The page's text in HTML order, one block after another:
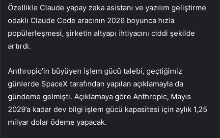
Özellikle Claude yapay zeka asistanı ve yazılım geliştirme
odaklı Claude Code aracının 2026 boyunca hızla
popülerleşmesi, şirketin altyapı ihtiyacını ciddi şekilde
artırdı.
Anthropic’in büyüyen işlem gücü talebi, geçtiğimiz
günlerde SpaceX tarafından yapılan açıklamayla da
gündeme gelmişti. Açıklamaya göre Anthropic, Mayıs
2029’a kadar dev bilgi işlem gücü kapasitesi için aylık 1,25
milyar dolar ödeme yapacak.